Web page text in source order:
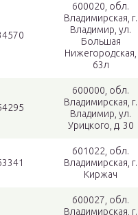
600020, обл.
Владимирская, г.
Владимир, ул.
Большая
Нижегородская,
63л
600000, обл.
Владимирская, г.
Владимир, ул.
Урицкого, д. 30
601022, обл.
Владимирская, г.
Киржач
600027, обл.
Владимирская, г.